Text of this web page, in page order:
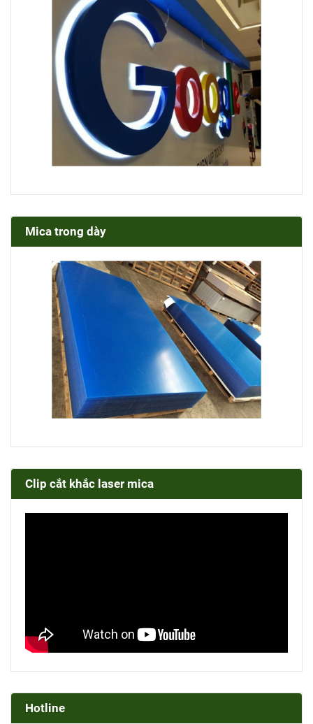
Mica trong dày
Clip cắt khắc laser mica
Hotline